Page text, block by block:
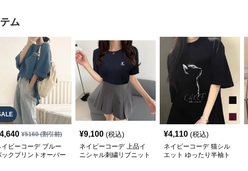
ム
4,640 ¥5160(割引前)
イビーコーデ ブルー
ックプリントオーバー
¥9,100 (税込)
ネイビーコーデ 上品イ
ニシャル刺繍リブニット
¥4,110 (税込)
ネイビーコーデ 猫シル
エット ゆったり半袖ト